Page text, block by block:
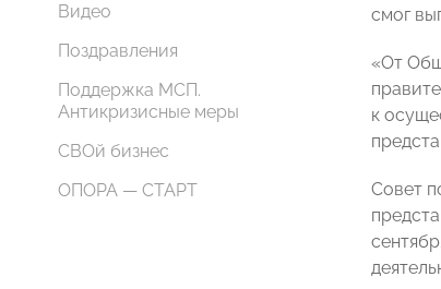
Видео
Поздравления
Поддержка МСП.
Антикризисные меры
СВОй бизнес
ОПОРА — СТАРТ
смог
«От
к
Совет